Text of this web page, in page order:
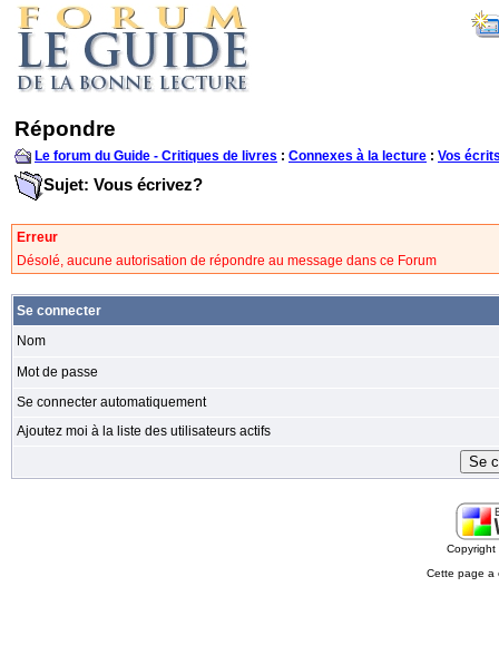
Répondre
Le forum du Guide - Critiques de livres : Connexes à la lecture : Vos
Sujet: Vous écrivez?
Erreur
Désolé, aucune autorisation de répondre au message dans ce Forum
Se connecter
Nom
Mot de passe
Se connecter automatiquement
Ajoutez moi à la liste des utilisateurs actifs
Cette page a